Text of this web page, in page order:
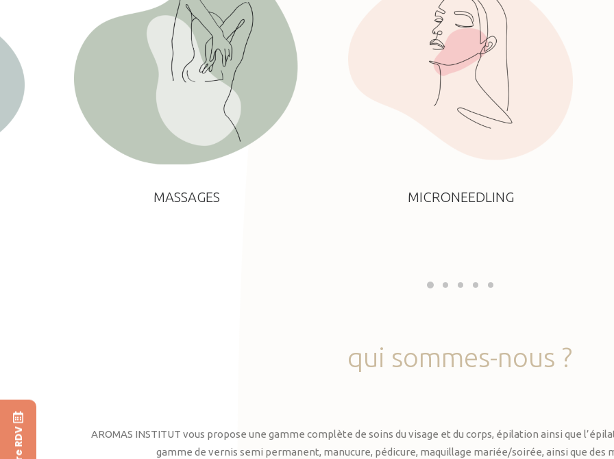
MASSAGES MICRONEEDLING
qui sommes-nous ?
AROMAS INSTITUT vous propose une gamme complète de soins du visage et du corps, épilation ainsi que
gamme de vernis semi permanent, manucure, pédicure, maquillage mariée/soirée, ainsi que des